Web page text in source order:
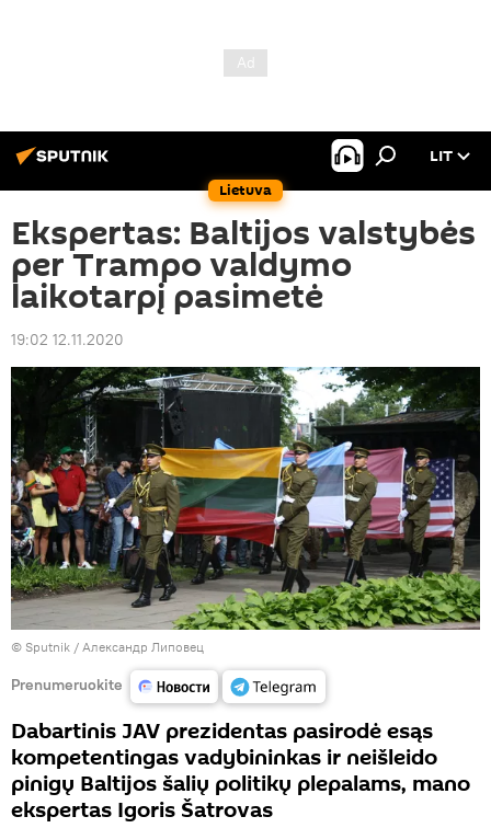
Lietuva
LIT
Ekspertas: Baltijos valstybės
per Trampo valdymo
laikotarpį pasimetė
19:02 12.11.2020
© Sputnik / Александр Липовец
Prenumeruokite
Dabartinis JAV prezidentas pasirodė esąs
kompetentingas vadybininkas ir neišleido
pinigų Baltijos šalių politikų plepalams, mano
ekspertas Igoris Šatrovas